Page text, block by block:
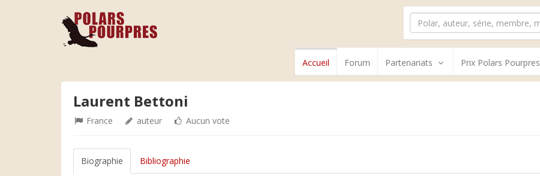
Accueil Forum Partenariats Prix Polars Pourpres
Laurent Bettoni
France auteur Aucun vote
Biographie Bibliographie